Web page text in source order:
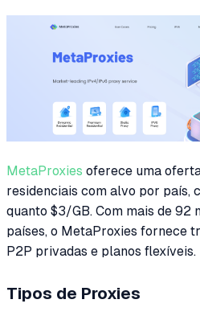
MetaProxies oferece uma
residenciais com alvo por país,
quanto $3/GB. Com mais de 92
países, o MetaProxies fornece
P2P privadas e planos flexíveis.
Tipos de Proxies